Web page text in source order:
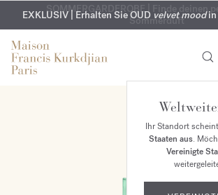
EXKLUSIV | Erhalten Sie OUD velvet moodin
KOSTENLOSE GRAVUR | Auf alle Düfte und
9. August
SOMMERGARDEROBE | Finde deinen
Sommerduft
Ihr Standort
Staaten aus.
Vereinigte